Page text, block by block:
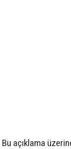
Bu açıklama